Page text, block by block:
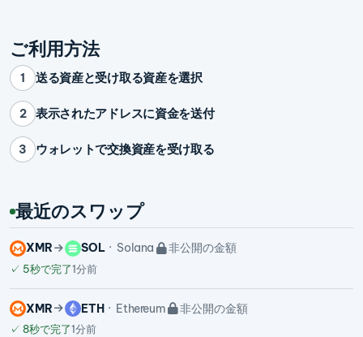
ご利用方法
1 送る資産と受け取る資産を選択
2 表示されたアドレスに資金を送付
3 ウォレットで交換資産を受け取る
最近のスワップ
XMR SOL Solana 非公開の金額
✓ 5秒で完了1分前
XMR ETH Ethereum 非公開の金額
✓ 8秒で完了1分前